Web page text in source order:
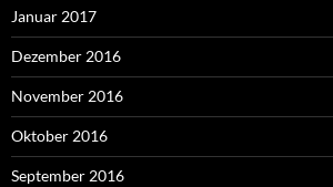
Januar 2017
Dezember 2016
November 2016
Oktober 2016
September 2016